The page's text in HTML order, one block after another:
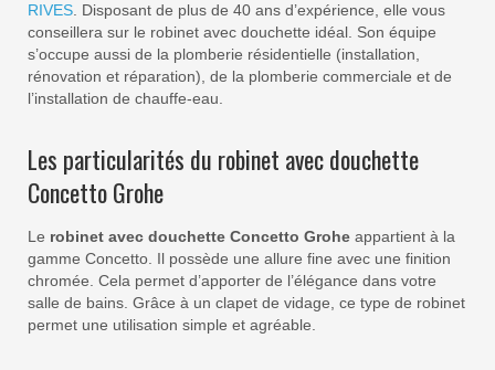
RIVES. Disposant de plus de 40 ans d’expérience, elle vous
conseillera sur le robinet avec douchette idéal. Son équipe
s’occupe aussi de la plomberie résidentielle (installation,
rénovation et réparation), de la plomberie commerciale et de
l’installation de chauffe-eau.
Les particularités du robinet avec douchette
Concetto Grohe
Le robinet avec douchette Concetto Grohe appartient à la
gamme Concetto. Il possède une allure fine avec une finition
chromée. Cela permet d’apporter de l’élégance dans votre
salle de bains. Grâce à un clapet de vidage, ce type de robinet
permet une utilisation simple et agréable.